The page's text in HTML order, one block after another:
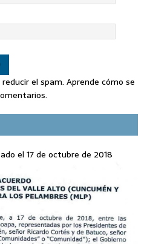
el spam. Aprende cómo se
.
el 17 de octubre de 2018